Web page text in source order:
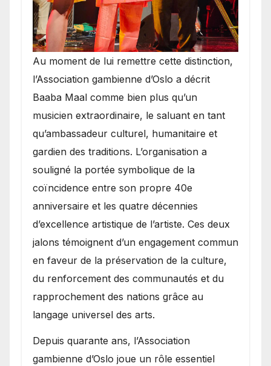
​Au moment de lui remettre cette distinction,
l’Association gambienne d’Oslo a décrit
Baaba Maal comme bien plus qu’un
musicien extraordinaire, le saluant en tant
qu’ambassadeur culturel, humanitaire et
gardien des traditions. L’organisation a
souligné la portée symbolique de la
coïncidence entre son propre 40e
anniversaire et les quatre décennies
d’excellence artistique de l’artiste. Ces deux
jalons témoignent d’un engagement commun
en faveur de la préservation de la culture,
du renforcement des communautés et du
rapprochement des nations grâce au
langage universel des arts.
​Depuis quarante ans, l’Association
gambienne d’Oslo joue un rôle essentiel